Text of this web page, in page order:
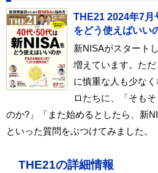
THE21 2024年7月
をどう使えばいい
新NISAがスタート
増えています。た
に慎重な人も少な
ロたちに、「そも
のか?」「また始めるとしたら、新
といった質問をぶつけてみました。
THE21の詳細情報